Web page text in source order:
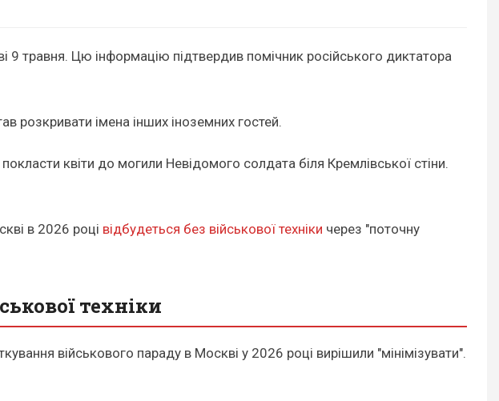
9 травня. Цю інформацію підтвердив помічник російського диктатора
розкривати імена інших іноземних гостей.
квіти до могили Невідомого солдата біля Кремлівської стіни.
в 2026 році відбудеться без військової техніки через "поточну
техніки
військового параду в Москві у 2026 році вирішили "мінімізувати".